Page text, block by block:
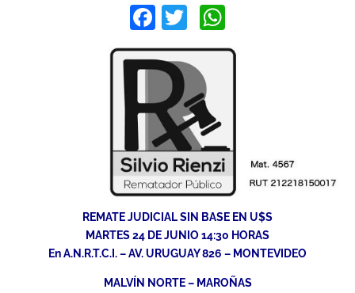
Facebook
Twitter
REMATE JUDICIAL SIN BASE EN U$S
MARTES 24 DE JUNIO 14:30 HORAS
En A.N.R.T.C.I. – AV. URUGUAY 826 – MONTEVIDEO
MALVÍN NORTE – MAROÑAS